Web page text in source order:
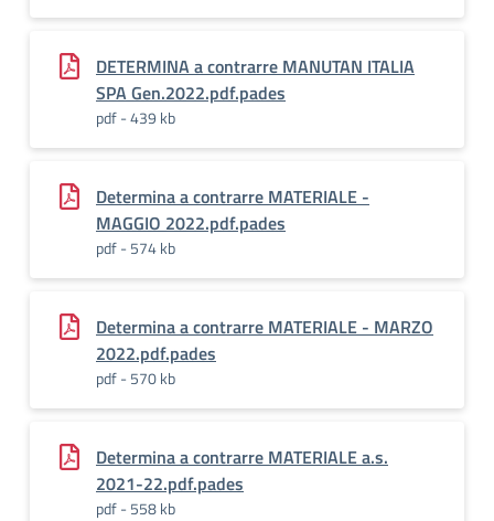
DETERMINA a contrarre MANUTAN ITALIA
SPA Gen.2022.pdf.pades
pdf - 439 kb
Determina a contrarre MATERIALE -
MAGGIO 2022.pdf.pades
pdf - 574 kb
Determina a contrarre MATERIALE - MARZO
2022.pdf.pades
pdf - 570 kb
Determina a contrarre MATERIALE a.s.
2021-22.pdf.pades
pdf - 558 kb